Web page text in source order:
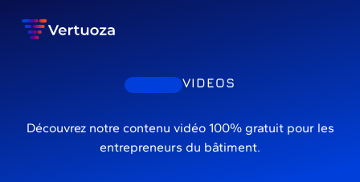
VIDEOS
Découvrez notre contenu vidéo 100% gratuit pour les
entrepreneurs du bâtiment.